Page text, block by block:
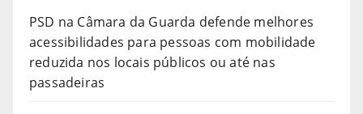
PSD na Câmara da Guarda defende melhores
acessibilidades para pessoas com mobilidade
reduzida nos locais públicos ou até nas
passadeiras